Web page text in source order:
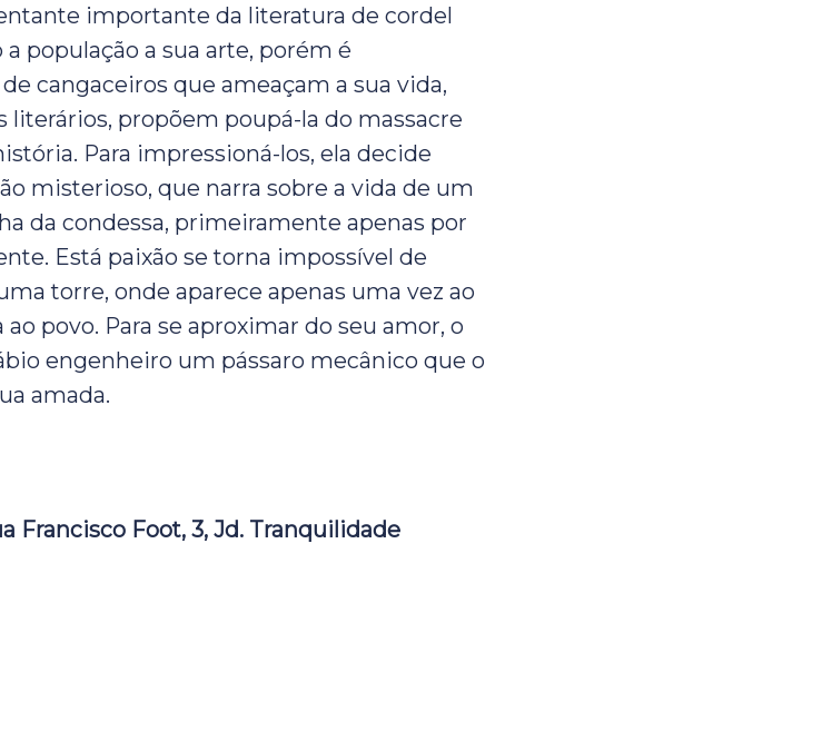
importante da literatura de cordel
população a sua arte, porém é
cangaceiros que ameaçam a sua vida,
literários, propõem poupá-la do massacre
Para impressioná-los, ela decide
misterioso, que narra sobre a vida de um
da condessa, primeiramente apenas por
Está paixão se torna impossível de
torre, onde aparece apenas uma vez ao
povo. Para se aproximar do seu amor, o
engenheiro um pássaro mecânico que o
amada.
Francisco Foot, 3, Jd. Tranquilidade